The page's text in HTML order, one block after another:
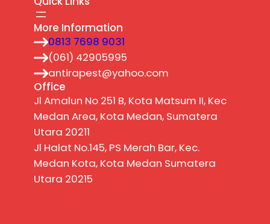
More Information
0813 7698 9031
(061) 42905995
antirapest@yahoo.com
Office
Jl Amalun No 251 B, Kota Matsum II, Kec
Medan Area, Kota Medan, Sumatera
Utara 20211
Jl Halat No.145, PS Merah Bar, Kec.
Medan Kota, Kota Medan Sumatera
Utara 20215